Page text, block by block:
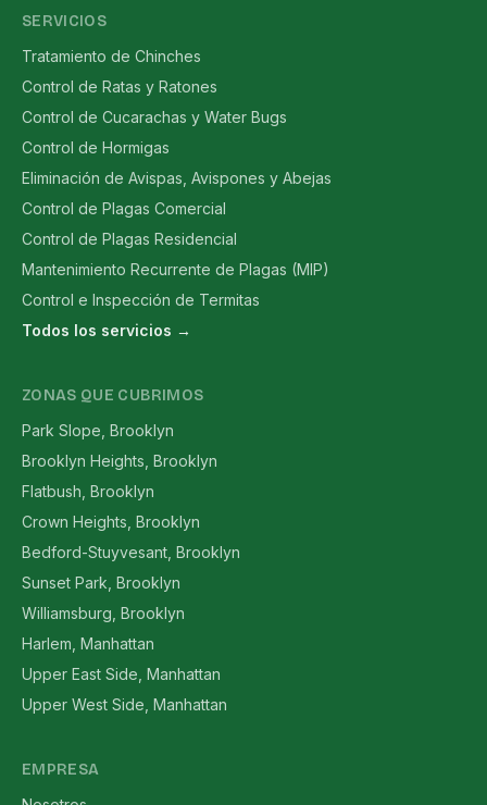
SERVICIOS
Tratamiento de Chinches
Control de Ratas y Ratones
Control de Cucarachas y Water Bugs
Control de Hormigas
Eliminación de Avispas, Avispones y Abejas
Control de Plagas Comercial
Control de Plagas Residencial
Mantenimiento Recurrente de Plagas (MIP)
Control e Inspección de Termitas
Todos los servicios →
ZONAS QUE CUBRIMOS
Park Slope, Brooklyn
Brooklyn Heights, Brooklyn
Flatbush, Brooklyn
Crown Heights, Brooklyn
Bedford-Stuyvesant, Brooklyn
Sunset Park, Brooklyn
Williamsburg, Brooklyn
Harlem, Manhattan
Upper East Side, Manhattan
Upper West Side, Manhattan
EMPRESA